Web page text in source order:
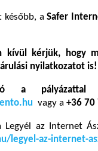
később, aSafer
kívül kérjük, hogy
nyilatkozatot is!
a pályázattal
vagy a +36 70
Legyél az Internet
legyel-az-internet-